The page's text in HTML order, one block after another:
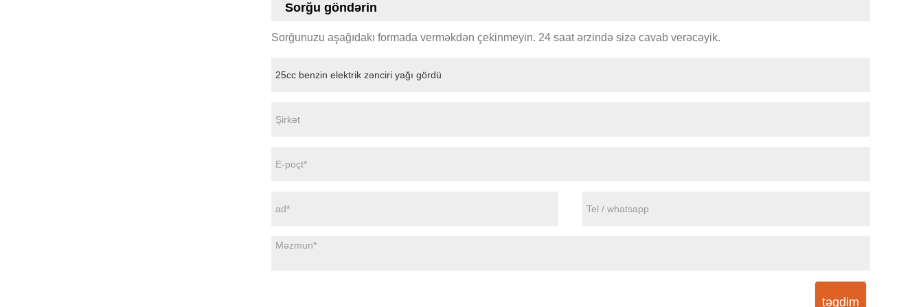
Sorğu göndərin
Sorğunuzu aşağıdakı formada verməkdən çekinmeyin. 24 saat ərzində sizə cavab verəcəyik.
təqdim